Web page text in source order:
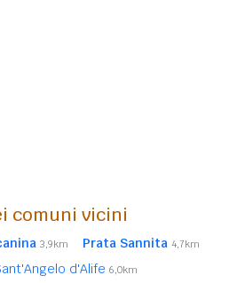
comuni vicini
3,9km Prata Sannita 4,7km
d'Alife 6,0km